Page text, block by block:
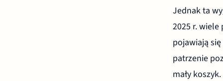
Jednak ta
2025 r.
pojawiają
patrzenie
mały koszyk.